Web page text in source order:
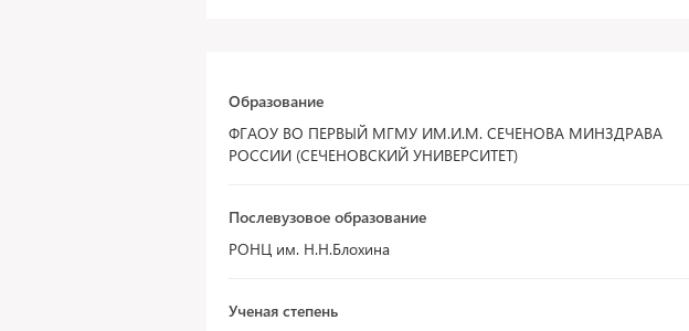
Образование
ФГАОУ ВО ПЕРВЫЙ МГМУ ИМ.И.М. СЕЧЕНОВА МИНЗДРАВА
РОССИИ (СЕЧЕНОВСКИЙ УНИВЕРСИТЕТ)
Послевузовое образование
РОНЦ им. Н.Н.Блохина
Ученая степень